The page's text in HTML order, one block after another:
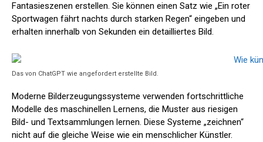
Fantasieszenen erstellen. Sie können einen Satz wie „Ein roter
Sportwagen fährt nachts durch starken Regen“ eingeben und
erhalten innerhalb von Sekunden ein detailliertes Bild.
Das von ChatGPT wie angefordert erstellte Bild.
Moderne Bilderzeugungssysteme verwenden fortschrittliche
Modelle des maschinellen Lernens, die Muster aus riesigen
Bild- und Textsammlungen lernen. Diese Systeme „zeichnen“
nicht auf die gleiche Weise wie ein menschlicher Künstler.